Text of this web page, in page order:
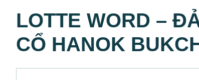
LOTTE WORD –
CỔ HANOK